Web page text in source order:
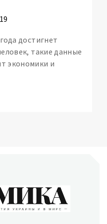
достигнет
такие данные
экономики и